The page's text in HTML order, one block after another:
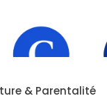
& Parentalité